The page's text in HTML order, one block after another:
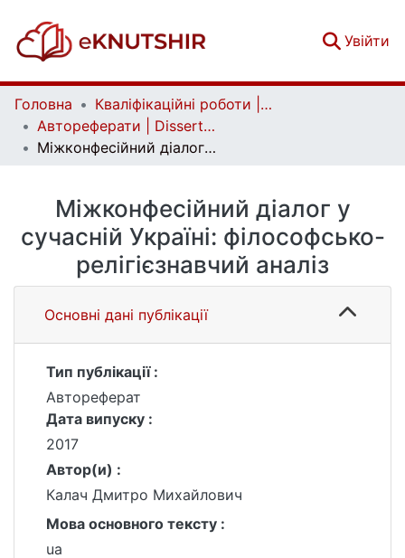
Увійти
Головна
Кваліфікаційні роботи | Qualifying works
Автореферати | Dissertation abstract
Міжконфесійний діалог у сучасній Україні: філософсько-релігієзнавчий аналіз
Міжконфесійний діалог у
сучасній Україні: філософсько-
релігієзнавчий аналіз
Основні дані публікації
Тип публікації :
Автореферат
Дата випуску :
2017
Автор(и) :
Калач Дмитро Михайлович
Мова основного тексту :
ua